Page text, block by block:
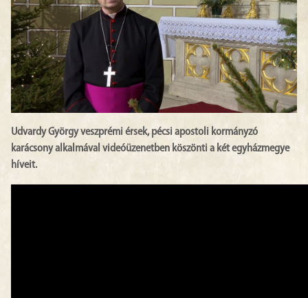
Udvardy György veszprémi érsek, pécsi apostoli kormányzó
karácsony alkalmával videóüzenetben köszönti a két egyházmegye
híveit.